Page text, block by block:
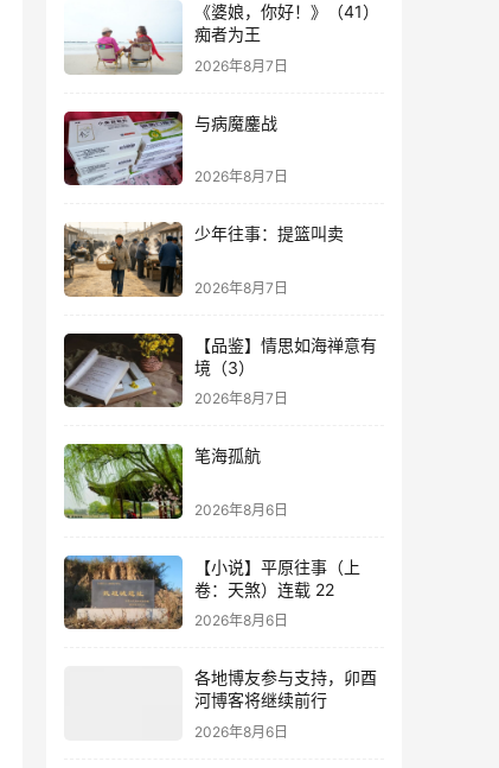
《婆娘，你好！》（41）
痴者为王
2026年8月7日
与病魔鏖战
2026年8月7日
少年往事：提篮叫卖
2026年8月7日
【品鉴】情思如海禅意有
境（3）
2026年8月7日
笔海孤航
2026年8月6日
【小说】平原往事（上
卷：天煞）连载 22
2026年8月6日
各地博友参与支持，卯酉
河博客将继续前行
2026年8月6日